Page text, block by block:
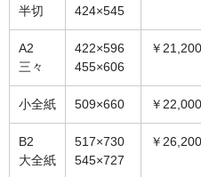
半切
424×545
A2
三々
422×596
455×606
￥21,200
小全紙 509×660 ￥22,000
B2
大全紙
517×730
545×727
￥26,200